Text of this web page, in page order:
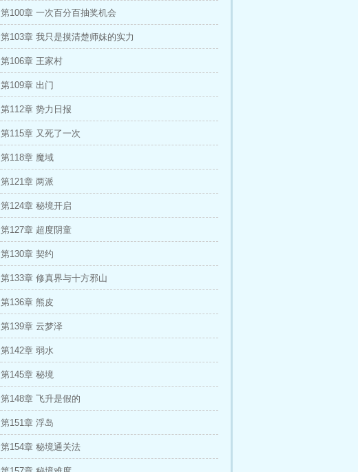
第100章 一次百分百抽奖机会
第103章 我只是摸清楚师妹的实力
第106章 王家村
第109章 出门
第112章 势力日报
第115章 又死了一次
第118章 魔域
第121章 两派
第124章 秘境开启
第127章 超度阴童
第130章 契约
第133章 修真界与十方邪山
第136章 熊皮
第139章 云梦泽
第142章 弱水
第145章 秘境
第148章 飞升是假的
第151章 浮岛
第154章 秘境通关法